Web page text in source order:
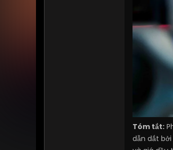
Tóm tắt:
dẫn dắt